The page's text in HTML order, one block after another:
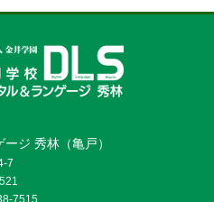
ジ 秀林（亀戸）
7
7515